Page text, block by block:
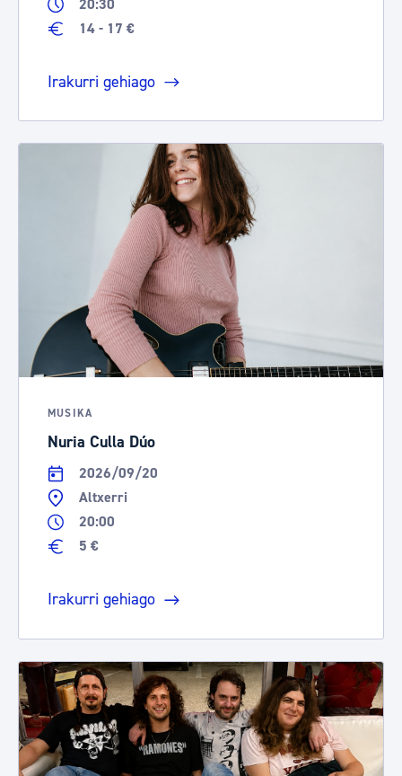
20:30
14 - 17 €
Irakurri gehiago
MUSIKA
Nuria Culla Dúo
2026/09/20
Altxerri
20:00
5 €
Irakurri gehiago